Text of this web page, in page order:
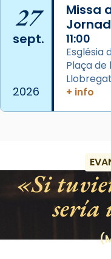
que les santes
Mataró en
...Ver más
View on Facebook ·
27
sept.
2026
Missa
11:00
Església
Plaça de
+ info
Si
sería